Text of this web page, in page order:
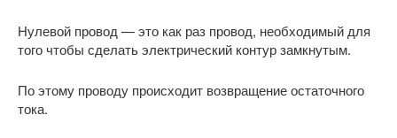
Нулевой провод — это как раз провод, необходимый для
того чтобы сделать электрический контур замкнутым.
По этому проводу происходит возвращение остаточного
тока.